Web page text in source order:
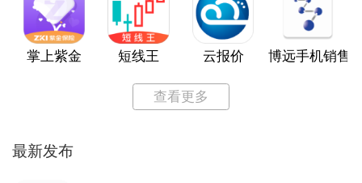
掌上紫金 短线王 云报价 博远手机销售
查看更多
最新发布